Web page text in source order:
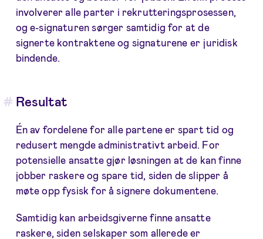
involverer alle parter i rekrutteringsprosessen,
og e-signaturen sørger samtidig for at de
signerte kontraktene og signaturene er juridisk
bindende.
Resultat
Én av fordelene for alle partene er spart tid og
redusert mengde administrativt arbeid. For
potensielle ansatte gjør løsningen at de kan finne
jobber raskere og spare tid, siden de slipper å
møte opp fysisk for å signere dokumentene.
Samtidig kan arbeidsgiverne finne ansatte
raskere, siden selskaper som allerede er